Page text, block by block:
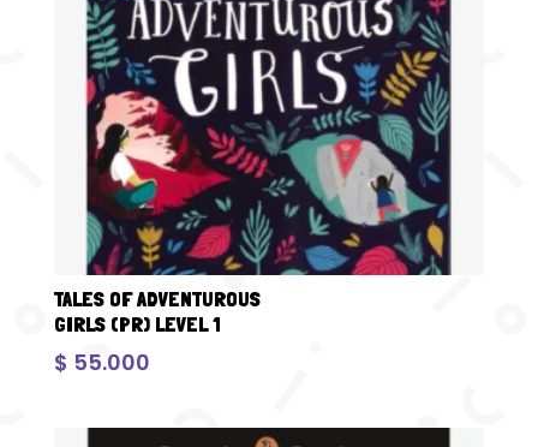
TALES OF ADVENTUROUS
GIRLS (PR) LEVEL 1
$ 55.000